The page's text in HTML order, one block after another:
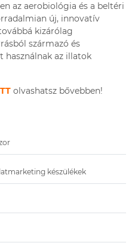
az aerobiológia és a beltéri
új, innovatív
kizárólag
származó és
használnak az illatok
olvashatsz bővebben!
készülékek